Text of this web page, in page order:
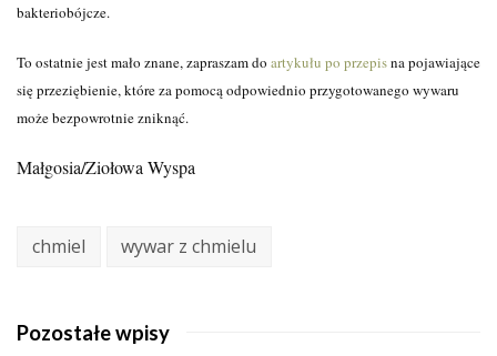
bakteriobójcze.
To ostatnie jest mało znane, zapraszam do artykułu po przepisna pojawiające
się przeziębienie, które za pomocą odpowiednio przygotowanego wywaru
może bezpowrotnie zniknąć.
Małgosia/Ziołowa Wyspa
chmiel wywar z chmielu
Pozostałe wpisy